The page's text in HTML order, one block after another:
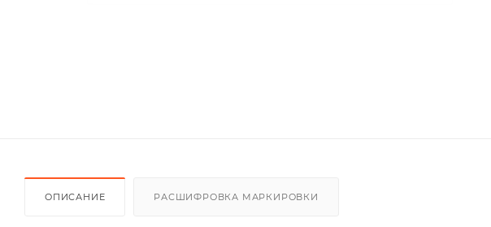
ОПИСАНИЕ РАСШИФРОВКА МАРКИРОВКИ